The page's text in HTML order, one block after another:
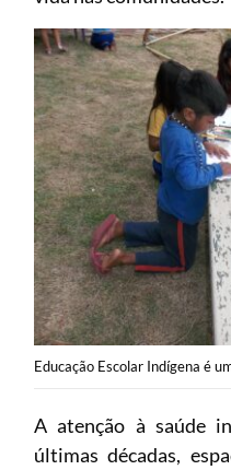
Educação Escolar Indígena é
A atenção à saúde
últimas décadas,